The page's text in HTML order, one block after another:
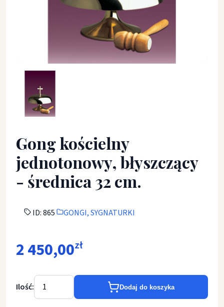
Gong kościelny jednotonowy, błyszczący - średnica 32 cm. -
Gong kościelny
jednotonowy, błyszczący
- średnica 32 cm.
ID: 865 GONGI, SYGNATURKI
2 450,00zł
Ilość: Dodaj do koszyka